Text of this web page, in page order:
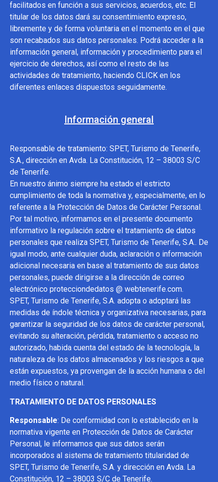
facilitados en función a sus servicios, acuerdos, etc. El
titular de los datos dará su consentimiento expreso,
libremente y de forma voluntaria en el momento en el que
son recabados sus datos personales. Podrá acceder a la
información general, información y procedimiento para el
ejercicio de derechos, así como el resto de las
actividades de tratamiento, haciendo CLICK en los
diferentes enlaces dispuestos seguidamente.
Información general
Responsable de tratamiento: SPET, Turismo de Tenerife,
S.A., dirección en Avda. La Constitución, 12 – 38003 S/C
de Tenerife.
En nuestro ánimo siempre ha estado el estricto
cumplimiento de toda la normativa y, especialmente, en lo
referente a la Protección de Datos de Carácter Personal.
Por tal motivo, informamos en el presente documento
informativo la regulación sobre el tratamiento de datos
personales que realiza SPET, Turismo de Tenerife, S.A.. De
igual modo, ante cualquier duda, aclaración o información
adicional necesaria en base al tratamiento de sus datos
personales, puede dirigirse a la dirección de correo
electrónico protecciondedatos @ webtenerife.com.
SPET, Turismo de Tenerife, S.A. adopta o adoptará las
medidas de índole técnica y organizativa necesarias, para
garantizar la seguridad de los datos de carácter personal,
evitando su alteración, pérdida, tratamiento o acceso no
autorizado, habida cuenta del estado de la tecnología, la
naturaleza de los datos almacenados y los riesgos a que
están expuestos, ya provengan de la acción humana o del
medio físico o natural.
TRATAMIENTO DE DATOS PERSONALES
Responsable: De conformidad con lo establecido en la
normativa vigente en Protección de Datos de Carácter
Personal, le informamos que sus datos serán
incorporados al sistema de tratamiento titularidad de
SPET, Turismo de Tenerife, S.A. y dirección en Avda. La
Constitución, 12 – 38003 S/C de Tenerife.